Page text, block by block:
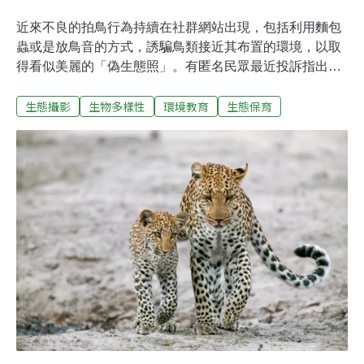
近來不良的拍鳥行為持續在社群網站出現，包括利用麵包
蟲或是放鳥音的方式，誘騙鳥類接近其布置的環境，以取
得看似美麗的「偽生態照」。有匿名民眾最近投訴指出，
豬肝或是用透明的釣線綑綁食物，吸引當地的保育類猛禽
冠鷲被餵食以豬肝、綁在線上的食物。令人憂心的是，這
些豬肝或是食材如果腐壞，對大冠鷲恐怕會造成傳染病；
而透明的釣線被大冠鷲吃下肚，可能會導致死亡。鳥類生
態專家李璟泓也提醒，以食物或鳥音誘及鳥類拍攝的結
果，不但會讓野生動物降低對人的警戒心，同時因為被食
物吸引產生的制約，野生鳥類被天敵獵食或是被人類獵捕
或是因為鄰近道路被車輛撞擊路殺的風險都會相對提高。
而在繁殖季播放鳥音不斷干擾的結果，也會讓鳥類求偶成
功的機會降低，甚至會讓鳥棄巢。鳥類攝影或賞鳥本來是
一種舒緩身心的休閒活動，國內外絕大多數的公共空間都
會
生態攝影 生物多樣性 環境教育 生態保育